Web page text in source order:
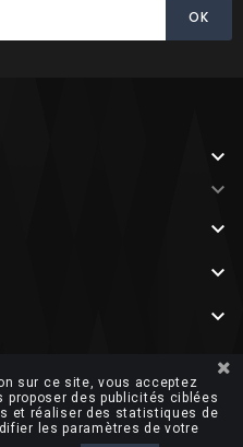





sur ce site, vous acceptez
proposer des publicités ciblées
et réaliser des statistiques de
les paramètres de votre